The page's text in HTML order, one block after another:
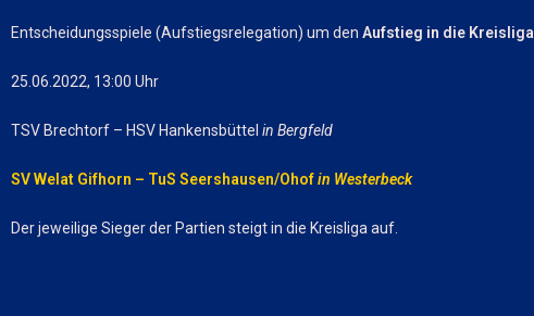
Entscheidungsspiele (Aufstiegsrelegation) um den Aufstieg in die Kreisliga
25.06.2022, 13:00 Uhr
TSV Brechtorf – HSV Hankensbüttel in Bergfeld
SV Welat Gifhorn – TuS Seershausen/Ohofin Westerbeck
Der jeweilige Sieger der Partien steigt in die Kreisliga auf.